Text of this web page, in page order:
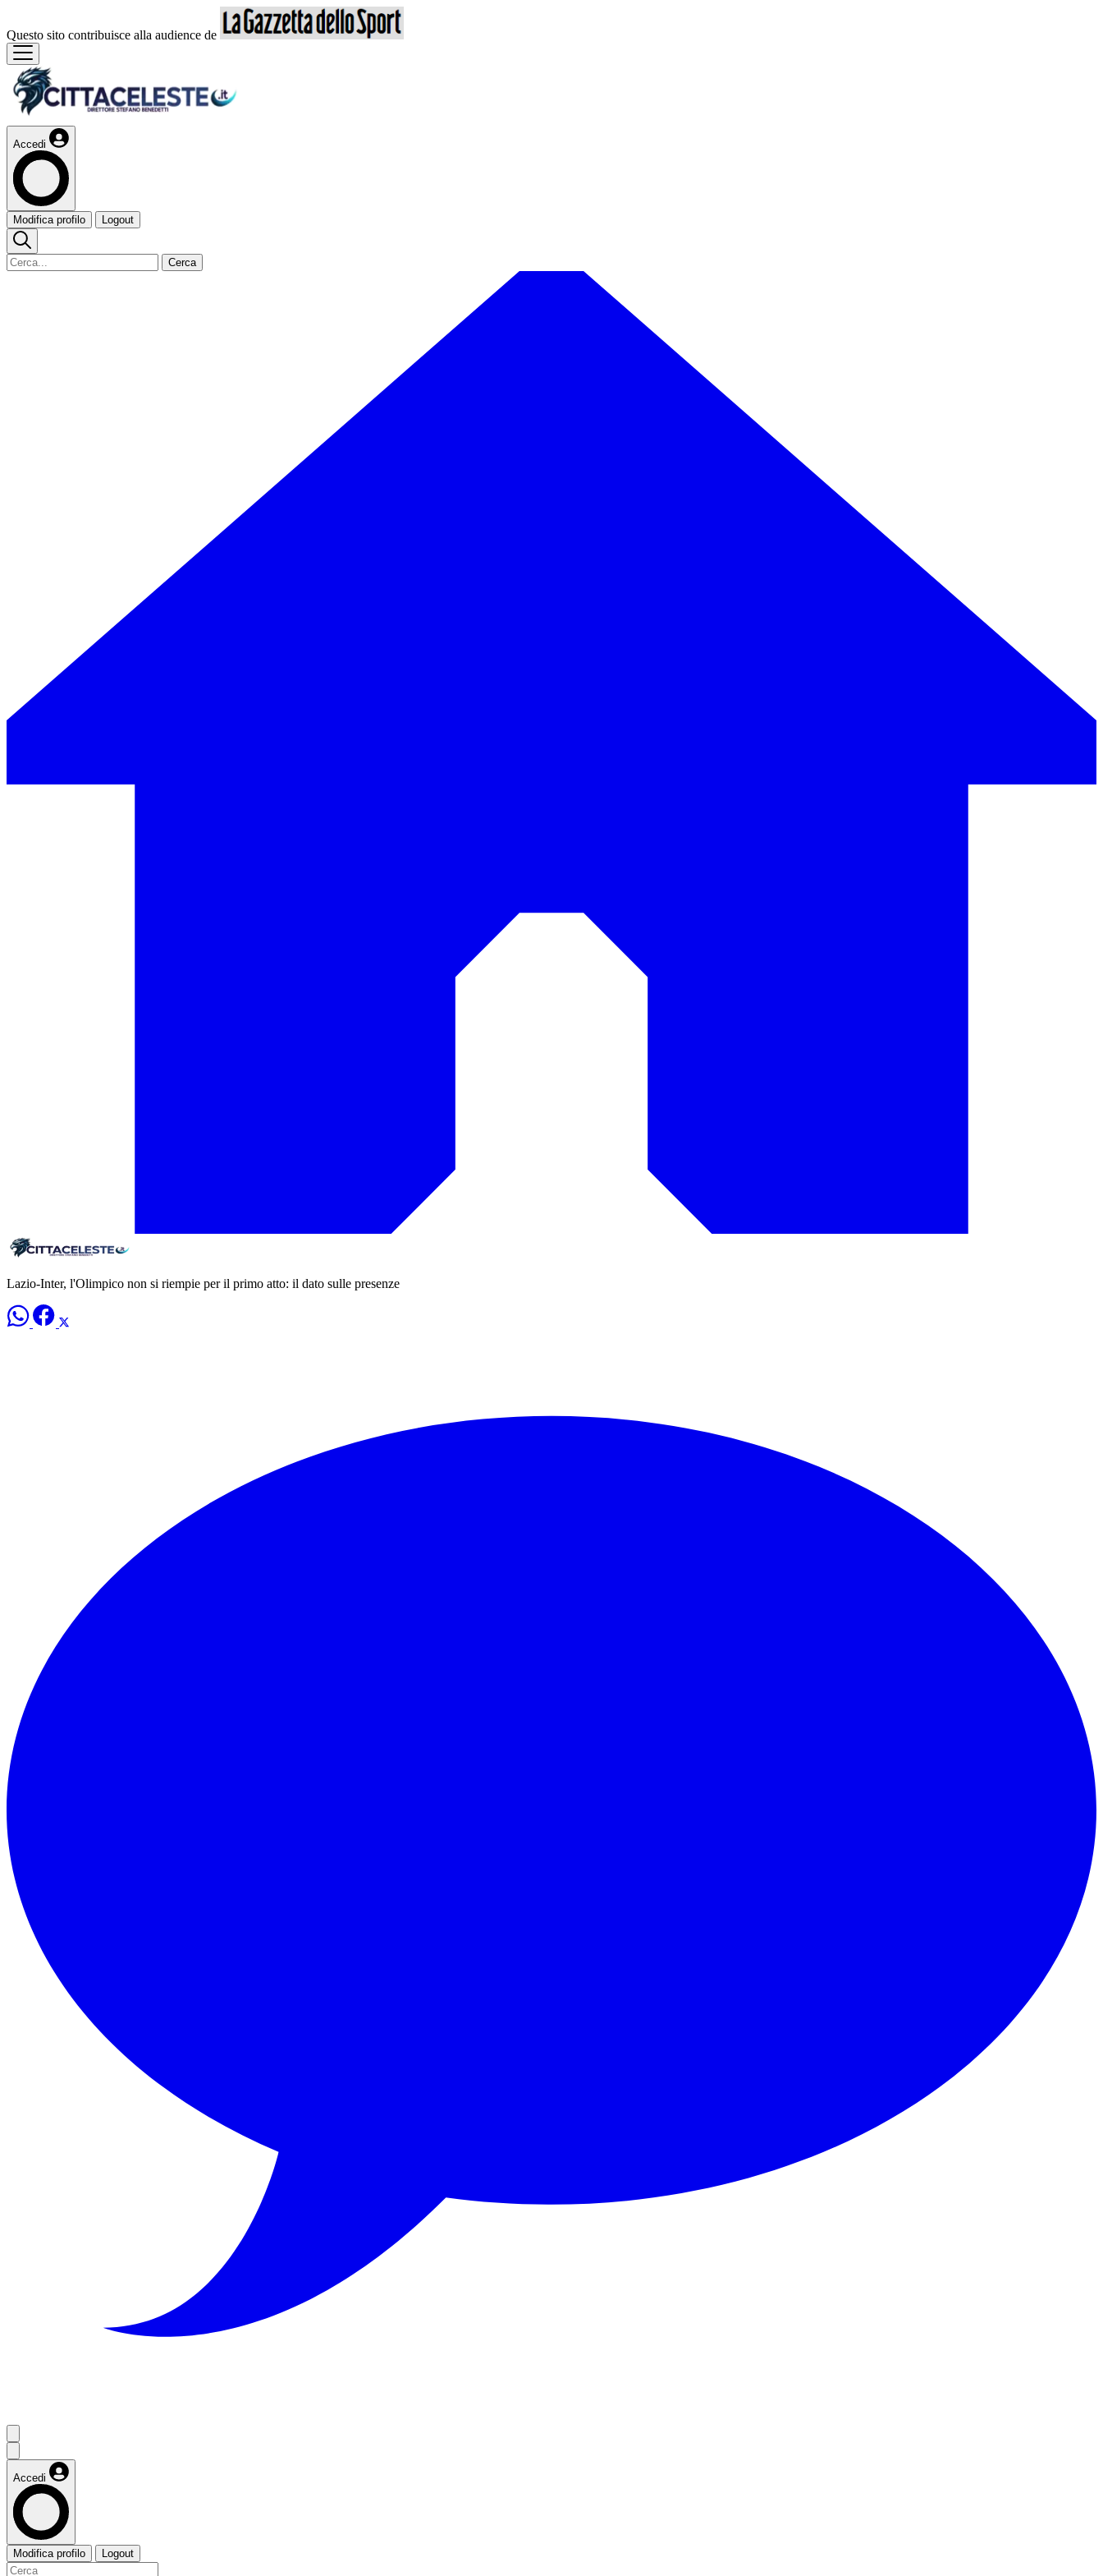
Questo sito contribuisce alla audience de
Accedi
Modifica profilo Logout
Cerca
Lazio-Inter, l'Olimpico non si riempie per il primo atto: il dato sulle presenze
Accedi
Modifica profilo Logout